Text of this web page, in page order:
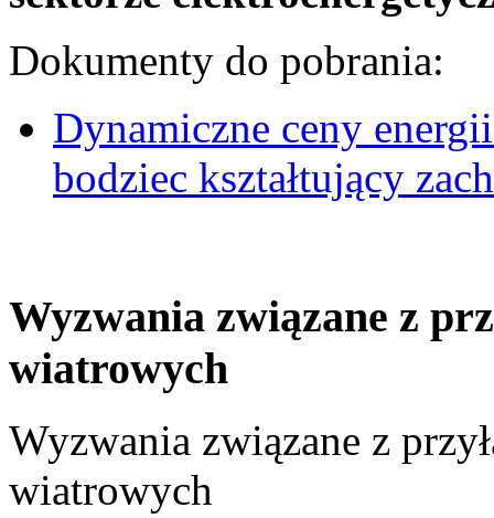
Dokumenty do pobrania:
Dynamiczne ceny
bodziec kształtujący
Wyzwania związane z
wiatrowych
Wyzwania związane z
wiatrowych